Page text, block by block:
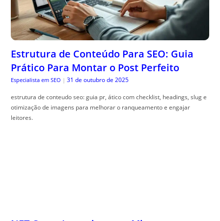
Estrutura de Conteúdo Para SEO: Guia
Prático Para Montar o Post Perfeito
Especialista em SEO | 31 de outubro de 2025
estrutura de conteudo seo: guia pr, ático com checklist, headings, slug e
otimização de imagens para melhorar o ranqueamento e engajar
leitores.